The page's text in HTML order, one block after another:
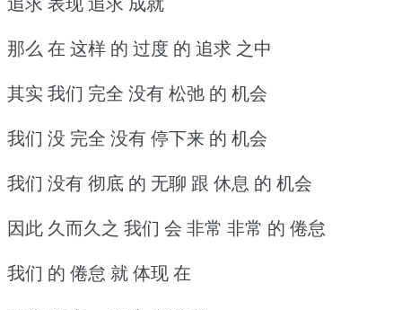
那么 在 这样 的 过度 的 追求 之中
其实 我们 完全 没有 松弛 的 机会
我们 没 完全 没有 停下来 的 机会
我们 没有 彻底 的 无聊 跟 休息 的 机会
因此 久而久之 我们 会 非常 非常 的 倦怠
我们 的 倦怠 就 体现 在